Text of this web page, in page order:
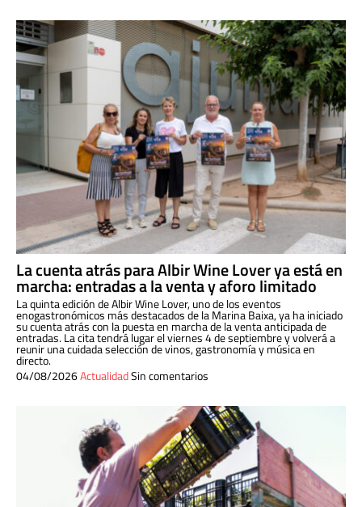
La cuenta atrás para Albir Wine Lover ya está en
marcha: entradas a la venta y aforo limitado
La quinta edición de Albir Wine Lover, uno de los eventos
enogastronómicos más destacados de la Marina Baixa, ya ha iniciado
su cuenta atrás con la puesta en marcha de la venta anticipada de
entradas. La cita tendrá lugar el viernes 4 de septiembre y volverá a
reunir una cuidada selección de vinos, gastronomía y música en
directo.
04/08/2026ActualidadSin comentarios